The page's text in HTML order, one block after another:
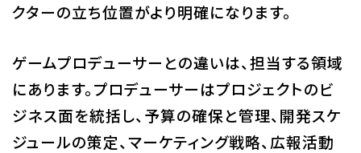
クターの立ち位置がより明確になります。
ゲームプロデューサーとの違いは、担当する領域
にあります。プロデューサーはプロジェクトのビ
ジネス面を統括し、予算の確保と管理、開発スケ
ジュールの策定、マーケティング戦略、広報活動